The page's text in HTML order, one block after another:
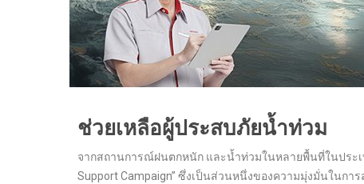
ช่วยเหลือผู้ประสบภัยน้ำท่วม
จากสถานการณ์ฝนตกหนัก และน้ำท่วมในหลายพื้นที่ในประเท
Support Campaign” ซึ่งเป็นส่วนหนึ่งของความมุ่งมั่นในก